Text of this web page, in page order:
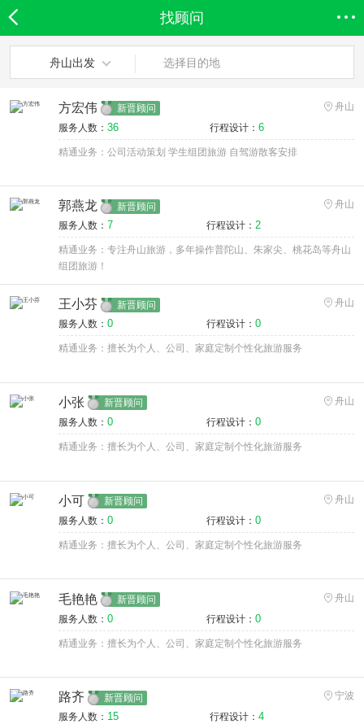
找顾问
舟山出发 选择目的地
方宏伟 新晋顾问
舟山
服务人数： 36 行程设计： 6
精通业务：公司活动策划 学生组团旅游 自驾游散客安排
郭燕龙 新晋顾问
舟山
服务人数： 7 行程设计： 2
精通业务：专注舟山旅游，多年操作普陀山、朱家尖、桃花岛等舟山
组团旅游！
王小芬 新晋顾问
舟山
服务人数： 0 行程设计： 0
精通业务：擅长为个人、公司、家庭定制个性化旅游服务
小张 新晋顾问
舟山
服务人数： 0 行程设计： 0
精通业务：擅长为个人、公司、家庭定制个性化旅游服务
小可 新晋顾问
舟山
服务人数： 0 行程设计： 0
精通业务：擅长为个人、公司、家庭定制个性化旅游服务
毛艳艳 新晋顾问
舟山
服务人数： 0 行程设计： 0
精通业务：擅长为个人、公司、家庭定制个性化旅游服务
路齐 新晋顾问
宁波
服务人数： 15 行程设计： 4
登录欣欣